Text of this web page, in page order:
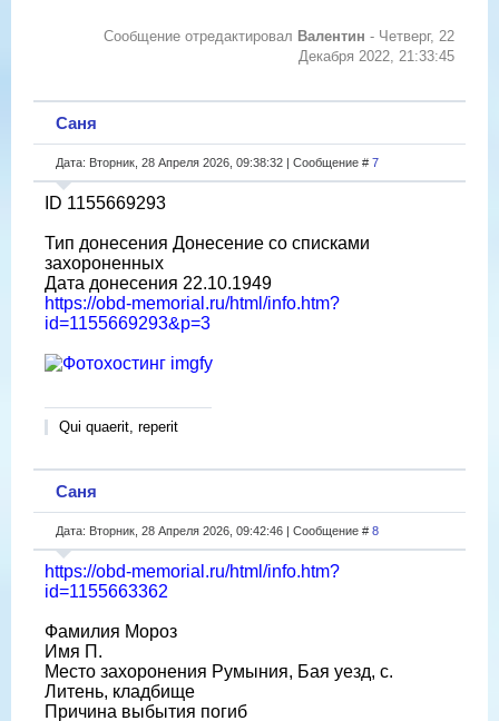
Сообщение отредактировал Валентин - Четверг, 22
Декабря 2022, 21:33:45
Саня
Дата: Вторник, 28 Апреля 2026, 09:38:32 | Сообщение # 7
ID 1155669293
Тип донесения Донесение со списками
захороненных
Дата донесения 22.10.1949
https://obd-memorial.ru/html/info.htm?
id=1155669293&p=3
Qui quaerit, reperit
Саня
Дата: Вторник, 28 Апреля 2026, 09:42:46 | Сообщение # 8
https://obd-memorial.ru/html/info.htm?
id=1155663362
Фамилия Мороз
Имя П.
Место захоронения Румыния, Бая уезд, с.
Литень, кладбище
Причина выбытия погиб